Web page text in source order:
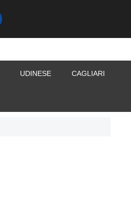
UDINESE CAGLIARI